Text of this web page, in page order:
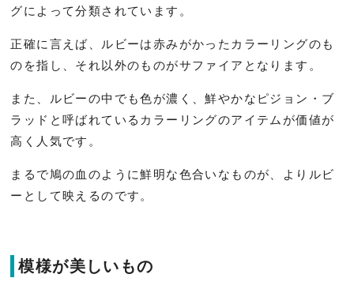
グによって分類されています。
正確に言えば、ルビーは赤みがかったカラーリングのも
のを指し、それ以外のものがサファイアとなります。
また、ルビーの中でも色が濃く、鮮やかなピジョン・ブ
ラッドと呼ばれているカラーリングのアイテムが価値が
高く人気です。
まるで鳩の血のように鮮明な色合いなものが、よりルビ
ーとして映えるのです。
模様が美しいもの